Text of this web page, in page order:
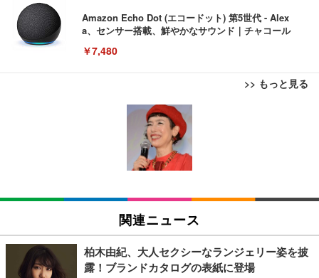
Amazon Echo Dot (エコードット) 第5世代 - Alex
a、センサー搭載、鮮やかなサウンド｜チャコール
￥7,480
>> もっと見る
[EdoErgo] オフィスチェア 椅子 テレワーク 疲れな
い 跳ね上げ式アームレスト コンパクト 約105度ロッ
キング pc 事務椅子 360度回転 座面昇降 強化ナイロ
ン樹脂ベース 通気性メッシュ 在宅ワーク H-WY01
(黒網+黒枠+黒足)
SIHOO B100 オフィスチェア／デスクチェア メッシ
ュチェア 人間工学 疲れない ブラック
￥27,999
EIZO ビジネス向けプレミアムモニター | FlexScan
EV3240X-WT | 31.5型4K UHD・USB Type-C・ホワ
EIZO ビジネス向けプレミアムモニター | FlexScan
￥109,572
Amazonベーシック ペットシーツ 薄型 レギュラー 1
回使い捨て 無香料 ホワイト 300枚
Amazonベーシック ペットシーツ 厚型 ワイド 42枚
x2袋(84枚) ホワイト(吸収面:ライトブルー)
￥3,234
関連ニュース
柏木由紀、大人セクシーなランジェリー姿を披
露！ブランドカタログの表紙に登場